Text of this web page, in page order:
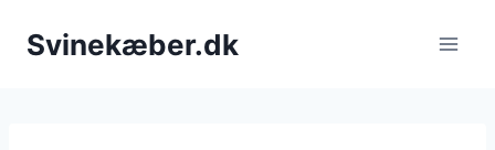
Svinekæber.dk